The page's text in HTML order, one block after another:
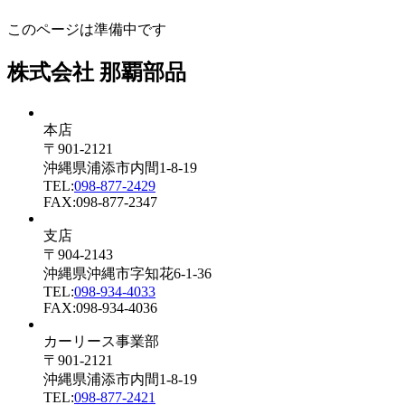
このページは準備中です
株式会社 那覇部品
本店
〒901-2121
沖縄県浦添市内間1-8-19
TEL:098-877-2429
FAX:098-877-2347
支店
〒904-2143
沖縄県沖縄市字知花6-1-36
TEL:098-934-4033
FAX:098-934-4036
カーリース事業部
〒901-2121
沖縄県浦添市内間1-8-19
TEL:098-877-2421